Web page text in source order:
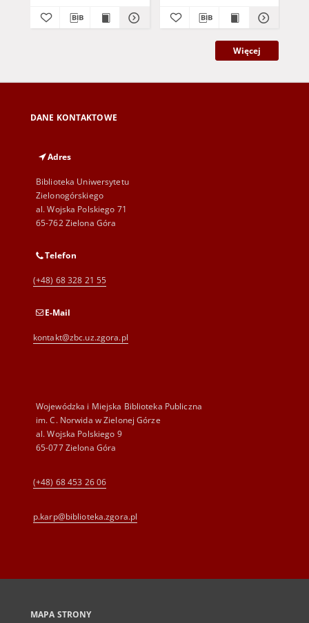
Więcej
DANE KONTAKTOWE
Adres
Biblioteka Uniwersytetu
Zielonogórskiego
al. Wojska Polskiego 71
65-762 Zielona Góra
Telefon
(+48) 68 328 21 55
E-Mail
kontakt@zbc.uz.zgora.pl
Wojewódzka i Miejska Biblioteka Publiczna
im. C. Norwida w Zielonej Górze
al. Wojska Polskiego 9
65-077 Zielona Góra
(+48) 68 453 26 06
p.karp@biblioteka.zgora.pl
MAPA STRONY